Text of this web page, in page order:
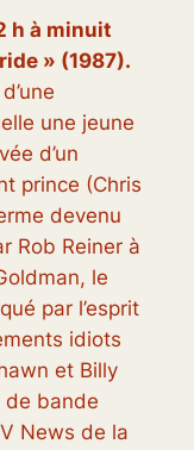
h à minuit
» (1987).
une jeune
d’un
prince (Chris
devenu
Rob Reiner à
le
par l’esprit
idiots
et Billy
de bande
News de la